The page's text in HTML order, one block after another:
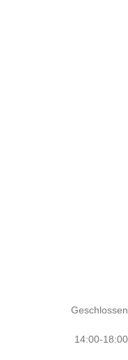
Geschlossen
14:00-18:00